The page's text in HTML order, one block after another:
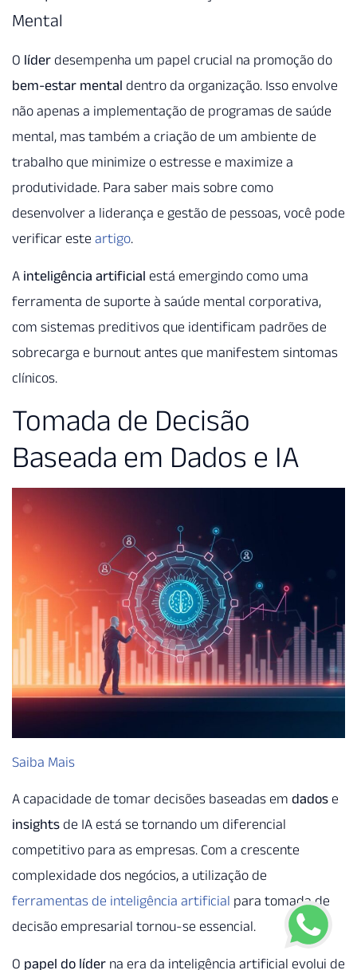
Mental
O líder desempenha um papel crucial na promoção do
bem-estar mental dentro da organização. Isso envolve
não apenas a implementação de programas de saúde
mental, mas também a criação de um ambiente de
trabalho que minimize o estresse e maximize a
produtividade. Para saber mais sobre como
desenvolver a liderança e gestão de pessoas, você pode
verificar este artigo.
A inteligência artificial está emergindo como uma
ferramenta de suporte à saúde mental corporativa,
com sistemas preditivos que identificam padrões de
sobrecarga e burnout antes que manifestem sintomas
clínicos.
Tomada de Decisão
Baseada em Dados e IA
Saiba Mais
A capacidade de tomar decisões baseadas em dados e
insights de IA está se tornando um diferencial
competitivo para as empresas. Com a crescente
complexidade dos negócios, a utilização de
ferramentas de inteligência artificial para tomada de
decisão empresarial tornou-se essencial.
O papel do líder na era da inteligência artificial evolui de